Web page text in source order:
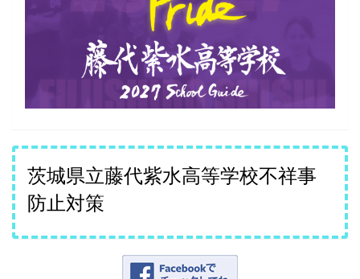
茨城県立藤代紫水高等学校不祥事
防止対策